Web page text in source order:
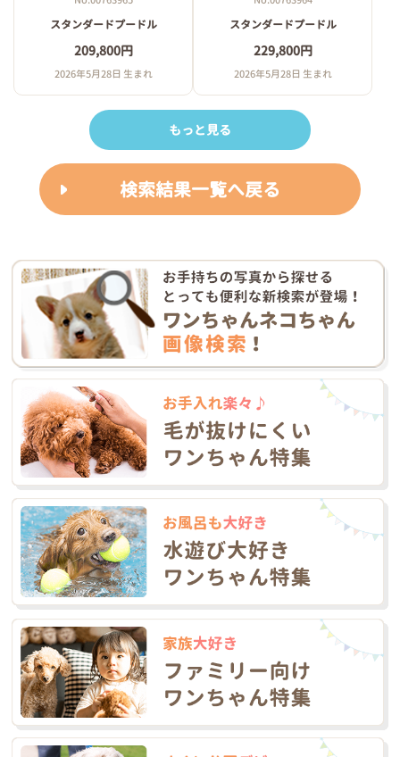
スタンダードプードル
209,800円
2026年5月28日 生まれ
スタンダードプードル
229,800円
2026年5月28日 生まれ
もっと見る
検索結果一覧へ戻る